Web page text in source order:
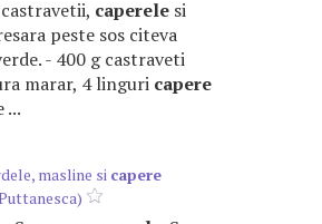
caperele si
peste sos citeva
- 400 g castraveti
marar, 4 linguri capere
...
masline si capere